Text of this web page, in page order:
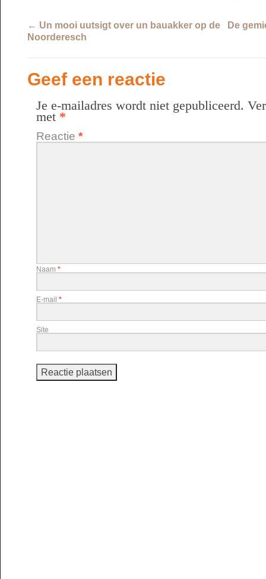
← Un mooi uutsigt over un bauakker op de
Noorderesch
De
Geef een reactie
Je e-mailadres wordt niet gepubliceerd.
met *
Reactie *
Naam *
E-mail *
Site